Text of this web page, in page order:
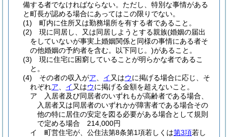
備する者でなければならない。 ただし、特別な事情がある
と町長が認める場合にあってはこの限りでない。
(1)
町内に住所又は勤務場所を有する者であること。
(2)
現に同居し、又は同居しようとする親族(婚姻の届出
をしていないが事実上婚姻関係と同様の事情にある者そ
の他婚姻の予約者を含む。以下同じ。)があること。
(3)
現に住宅に困窮していることが明らかな者であるこ
と。
(4)
その者の収入がア イ 又はウに掲げる場合に応じ、そ
れぞれア イ 又はウに掲げる金額を超えないこと。
ア
入居者及び同居者のいずれもが高齢者である場合、
入居者又は同居者のいずれかが障害者である場合その
他の特に居住の安定を図る必要がある場合として規則
で定める場合 214,000円
イ
町営住宅が、公住法第8条第1項若しくは第3項若し